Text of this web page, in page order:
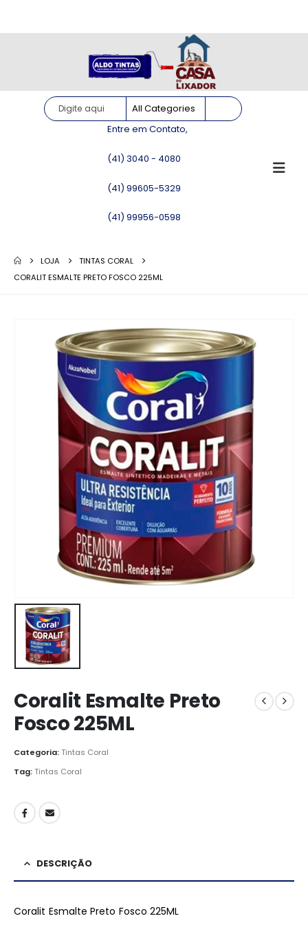
Entre em Contato,
(41) 3040 - 4080
(41) 99605-5329
(41) 99956-0598
LOJA
TINTAS CORAL
CORALIT ESMALTE PRETO FOSCO 225ML
Coralit Esmalte Preto
Fosco 225ML
Categoria:Tintas Coral
Tag:Tintas Coral
DESCRIÇÃO
Coralit Esmalte Preto Fosco 225ML